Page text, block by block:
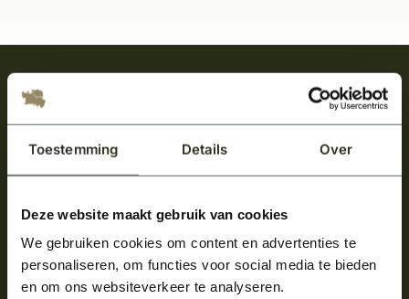
Toestemming Details Over
Deze website maakt gebruik van cookies
We gebruiken cookies om content en advertenties te
personaliseren, om functies voor social media te bieden
en om ons websiteverkeer te analyseren.
Meld je aan en ontvang het laatste nieuws
over onze kempische bouwstijl!
Aanmelden voor de nieuwsbrief